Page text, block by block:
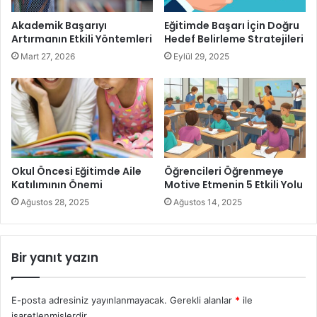
Türkiye’deki Eğitim Sisteminde Yapılan Değişiklikler
Eğitim sisteminin Yaşadığı
Değişimler
Liseler 4 yıla çıkarıldı.
Katsayı 2009 yılında kaldırılmıştır.
ÖSS kaldırılmış ve iki aşamalı bir sınav getirilmiştir.
Akademik Başarıyı
Artırmanın Etkili Yöntemleri
Mart 27, 2026
Eğitimde Başarı İçin Doğru
Hedef Belirleme Stratejileri
Eylül 29, 2025
Okul Öncesi Eğitimde Aile
Katılımının Önemi
Ağustos 28, 2025
Öğrencileri Öğrenmeye
Motive Etmenin 5 Etkili Yolu
Ağustos 14, 2025
Bir yanıt yazın
E-posta adresiniz yayınlanmayacak. Gerekli alanlar * ile